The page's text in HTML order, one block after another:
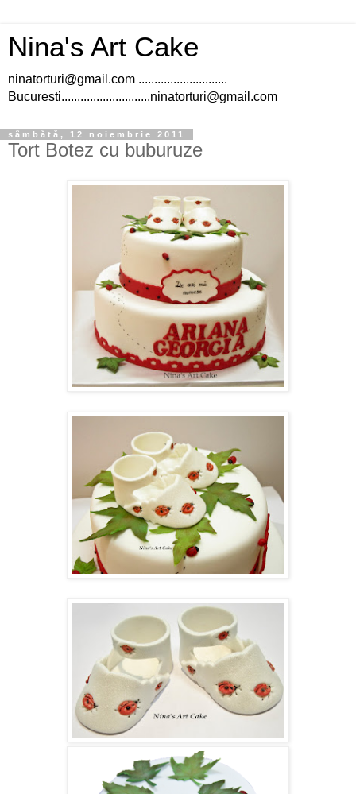
Nina's Art Cake
ninatorturi@gmail.com ............................
Bucuresti............................ninatorturi@gmail.com
sâmbătă, 12 noiembrie 2011
Tort Botez cu buburuze